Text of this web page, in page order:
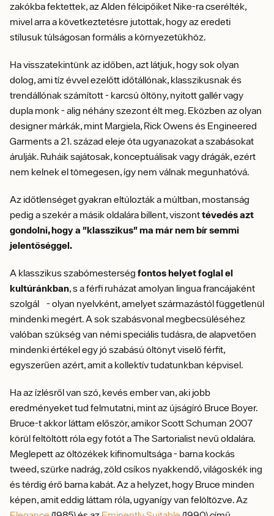
zakókba fektettek, az Alden félcipőiket Nike-ra cserélték,
mivel arra a következtetésre jutottak, hogy az eredeti
stílusuk túlságosan formális a környezetükhöz.
Ha visszatekintünk az időben, azt látjuk, hogy sok olyan
dolog, ami tíz évvel ezelőtt időtállónak, klasszikusnak és
trendállónak számított - karcsú öltöny, nyitott gallér vagy
dupla monk - alig néhány szezont élt meg. Eközben az olyan
designer márkák, mint Margiela, Rick Owens és Engineered
Garments a 21. század eleje óta ugyanazokat a szabásokat
árulják. Ruháik sajátosak, konceptuálisak vagy drágák, ezért
nem kelnek el tömegesen, így nem válnak megunhatóvá.
Az időtlenséget gyakran eltúlozták a múltban, mostanság
pedig a szekér a másik oldalára billent, viszonttévedés azt
gondolni, hogy a "klasszikus" ma már nem bír semmi
jelentőséggel.
A klasszikus szabómesterség fontos helyet foglal el
kultúránkban, s a férfi ruházat amolyan lingua francájaként
szolgál - olyan nyelvként, amelyet származástól függetlenül
mindenki megért. A sok szabásvonal megbecsüléséhez
valóban szükség van némi speciális tudásra, de alapvetően
mindenki értékel egy jó szabású öltönyt viselő férfit,
egyszerűen azért, amit a kollektív tudatunkban képvisel.
Ha az ízlésről van szó, kevés ember van, aki jobb
eredményeket tud felmutatni, mint az újságíró Bruce Boyer.
Bruce-t akkor láttam először, amikor Scott Schuman 2007
körül feltöltött róla egy fotót a The Sartorialist nevű oldalára.
Meglepett az öltözékek kifinomultsága - barna kockás
tweed, szürke nadrág, zöld csíkos nyakkendő, világoskék ing
és térdig érő barna kabát. Az a helyzet, hogy Bruce minden
képen, amit eddig láttam róla, ugyanígy van felöltözve. Az